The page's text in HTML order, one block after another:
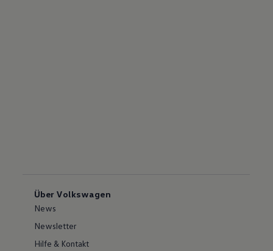
Über Volkswagen
News
Newsletter
Hilfe & Kontakt